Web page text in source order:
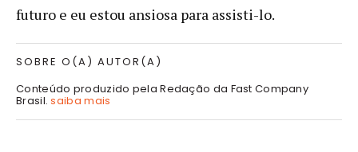
futuro e eu estou ansiosa para assisti-lo.
SOBRE O(A) AUTOR(A)
Conteúdo produzido pela Redação da Fast Company
Brasil.saiba mais